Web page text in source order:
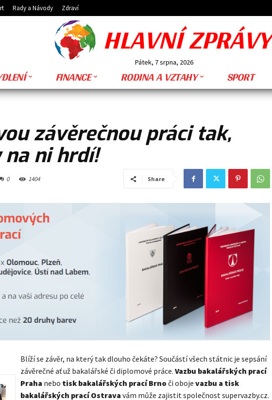
Rady a Návody Zdraví HLAVNÍ ZPRÁVY
Pátek, 7 srpna, 2026
FINANCE RODINA A VZTAHY SPORT
závěrečnou práci tak,
ni hrdí!
0 1404 Share
Blíží se závěr, na který tak dlouho čekáte? Součástí všech státnic je sepsání
závěrečné ať už bakalářské či diplomové práce. Vazbu bakalářských prací
Praha nebo tisk bakalářských prací Brno či oboje vazbu a tisk
bakalářských prací Ostrava vám může zajistit společnost supervazby.cz.